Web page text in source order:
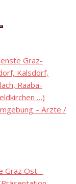
Graz-
Kalsdorf,
Raaba-
…)
– Ärzte /
Graz Ost –